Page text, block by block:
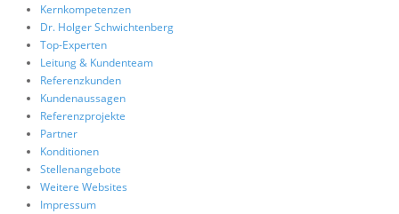
Kernkompetenzen
Dr. Holger Schwichtenberg
Top-Experten
Leitung & Kundenteam
Referenzkunden
Kundenaussagen
Referenzprojekte
Partner
Konditionen
Stellenangebote
Weitere Websites
Impressum